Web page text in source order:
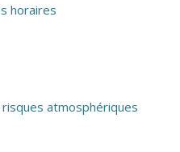
horaires
atmosphériques